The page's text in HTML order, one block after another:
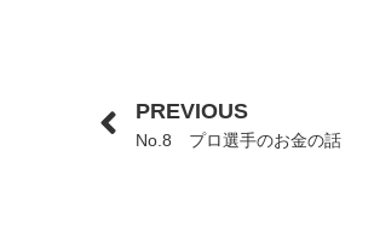
PREVIOUS
No.8 プロ選手のお金の話